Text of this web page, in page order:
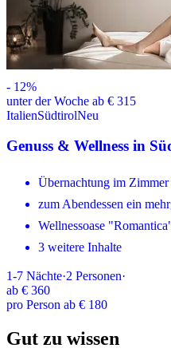
- 12%
unter der Woche ab € 315
ItalienSüdtirolNeu
Genuss & Wellness in
Übernachtung im Zimmer
zum Abendessen ein
Wellnessoase
3 weitere Inhalte
1-7 Nächte·2 Personen·
ab € 360
pro Person ab € 180
Gut zu wissen